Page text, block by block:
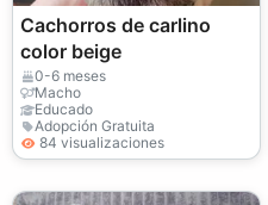
Cachorros de carlino
color beige
0-6 meses
Macho
Educado
Adopción Gratuita
84 visualizaciones